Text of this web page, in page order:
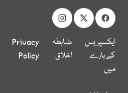
ایکسپریس
کے بارے
میں
ضابطہ
اخلاق
Privacy
Policy